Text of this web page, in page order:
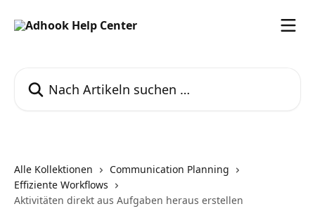
Alle Kollektionen
Communication Planning
Effiziente Workflows
Aktivitäten direkt aus Aufgaben heraus erstellen